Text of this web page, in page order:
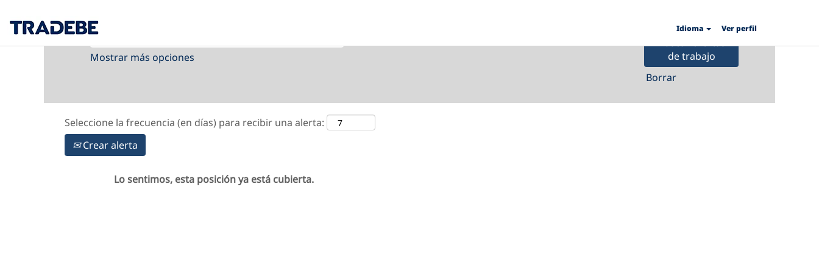
Idioma Ver perfil
Buscar por palabra clave
Mostrar más opciones
Borrar
Seleccione la frecuencia (en días) para recibir una alerta:
Crear alerta
Lo sentimos, esta posición ya está cubierta.